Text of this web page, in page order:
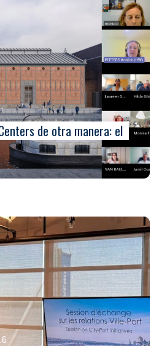
de otra manera: el